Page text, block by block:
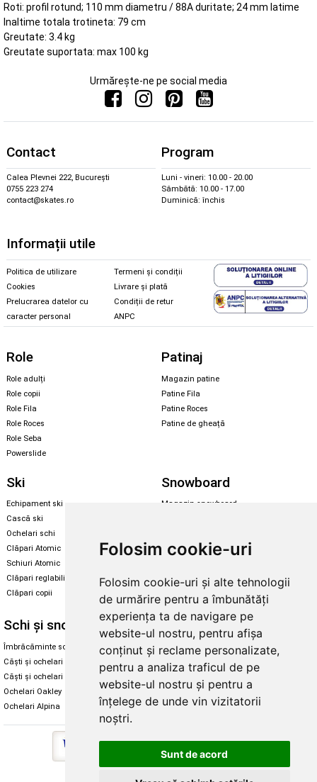
Folosim cookie-uri
Folosim cookie-uri și alte tehnologii
de urmărire pentru a îmbunătăți
experiența ta de navigare pe
website-ul nostru, pentru afișa
conținut și reclame personalizate,
pentru a analiza traficul de pe
website-ul nostru și pentru a
înțelege de unde vin vizitatorii
noștri.
Sunt de acord
Roti: profil rotund; 110 mm diametru / 88A duritate; 24 mm latime
Inaltime totala trotineta: 79 cm
Greutate: 3.4 kg
Greutate suportata: max 100 kg
Urmărește-ne pe social media
Contact
Calea Plevnei 222, București
0755 223 274
contact@skates.ro
Program
Luni - vineri: 10.00 - 20.00
Sâmbătă: 10.00 - 17.00
Duminică: închis
Informații utile
Politica de utilizare
Cookies
Prelucrarea datelor cu
caracter personal
Termeni și condiții
Livrare și plată
Condiții de retur
ANPC
Role
Role adulți
Role copii
Role Fila
Role Roces
Role Seba
Powerslide
Patinaj
Magazin patine
Patine Fila
Patine Roces
Patine de gheață
Ski
Echipament ski
Cască ski
Ochelari schi
Clăpari Atomic
Schiuri Atomic
Clăpari reglabili
Clăpari copii
Snowboard
Magazin snowboard
Santa Cruz
Enuff Skateboards
Schi și snowboard
Îmbrăcăminte schi și snowboard
Căști și ochelari de iarnă
Căști și ochelari Alpina
Ochelari Oakley
Ochelari Alpina
Diverse
Cum aleg rolele
Cum aleg ochelarii
Ochelari de soare Oakley
Ochelari de soare Alpina
Intretinere manusi